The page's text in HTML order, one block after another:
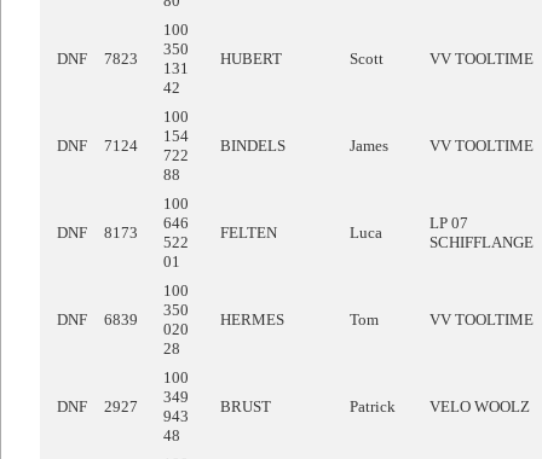
DNF 7823
100
350
131
42
HUBERT Scott VV TOOLTIME
DNF 7124
100
154
722
88
BINDELS James VV TOOLTIME
DNF 8173
100
646
522
01
FELTEN Luca
LP 07
SCHIFFLANGE
DNF 6839
100
350
020
28
HERMES Tom VV TOOLTIME
DNF 2927
100
349
943
48
BRUST Patrick VELO WOOLZ